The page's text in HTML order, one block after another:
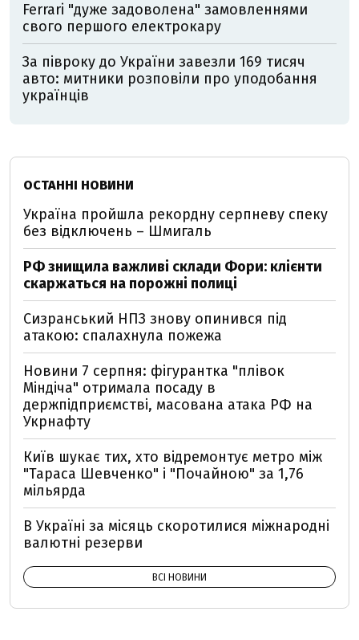
Ferrari "дуже задоволена" замовленнями
свого першого електрокару
За півроку до України завезли 169 тисяч
авто: митники розповіли про уподобання
українців
ОСТАННІ НОВИНИ
Україна пройшла рекордну серпневу спеку
без відключень – Шмигаль
РФ знищила важливі склади Фори: клієнти
скаржаться на порожні полиці
Сизранський НПЗ знову опинився під
атакою: спалахнула пожежа
Новини 7 серпня: фігурантка "плівок
Міндіча" отримала посаду в
держпідприємстві, масована атака РФ на
Укрнафту
Київ шукає тих, хто відремонтує метро між
"Тараса Шевченко" і "Почайною" за 1,76
мільярда
В Україні за місяць скоротилися міжнародні
валютні резерви
ВСІ НОВИНИ